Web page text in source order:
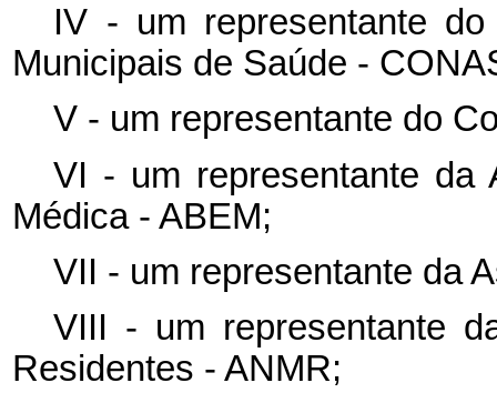
IV - um representante
Municipais de Saúde -
V - um representante do
VI - um representante da
Médica - ABEM;
VII - um representante da
VIII - um representante
Residentes - ANMR;